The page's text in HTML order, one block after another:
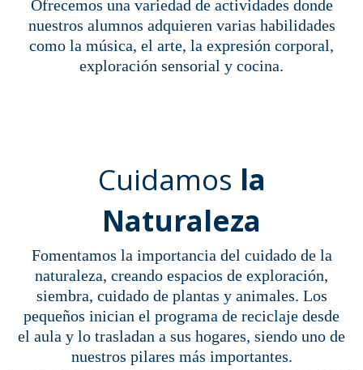
Ofrecemos una variedad de actividades donde
nuestros alumnos adquieren varias habilidades
como la música, el arte, la expresión corporal,
exploración sensorial y cocina.
Cuidamos la
Naturaleza
Fomentamos la importancia del cuidado de la
naturaleza, creando espacios de exploración,
siembra, cuidado de plantas y animales. Los
pequeños inician el programa de reciclaje desde
el aula y lo trasladan a sus hogares, siendo uno de
nuestros pilares más importantes.